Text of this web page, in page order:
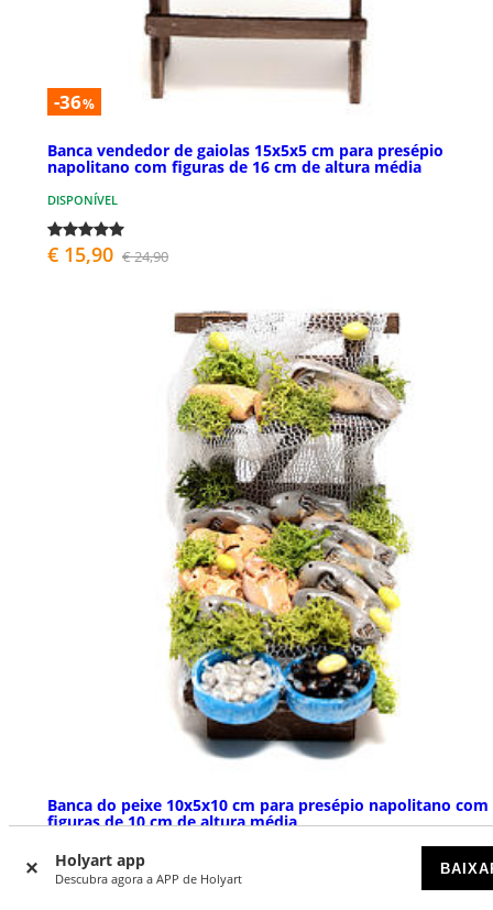
Holyart app
Descubra agora a APP de Holyart
-36%
Banca vendedor de gaiolas 15x5x5 cm para presépio
napolitano com figuras de 16 cm de altura média
DISPONÍVEL
€ 15,90 € 24,90
Banca do peixe 10x5x10 cm para presépio napolitano com
figuras de 10 cm de altura média
DISPONÍVEL